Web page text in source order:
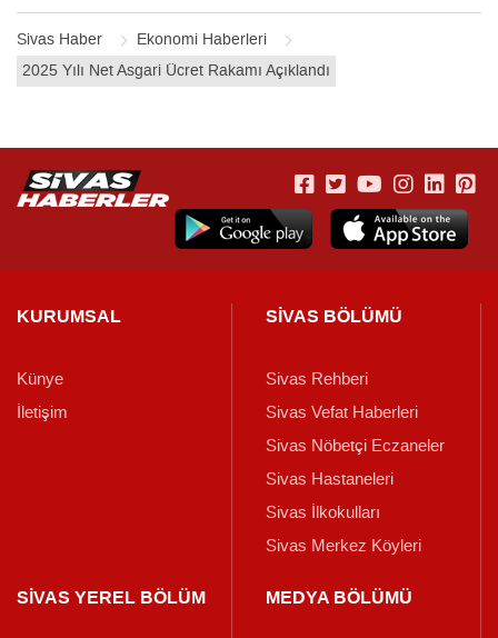
Sivas Haber
Ekonomi Haberleri
2025 Yılı Net Asgari Ücret Rakamı Açıklandı
KURUMSAL
Künye
İletişim
SİVAS BÖLÜMÜ
Sivas Rehberi
Sivas Vefat Haberleri
Sivas Nöbetçi Eczaneler
Sivas Hastaneleri
Sivas İlkokulları
Sivas Merkez Köyleri
SİVAS YEREL BÖLÜM MEDYA BÖLÜMÜ